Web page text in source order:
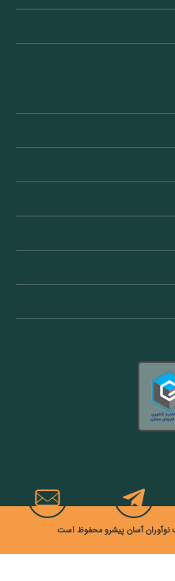
آسان پیشرو محفوظ است